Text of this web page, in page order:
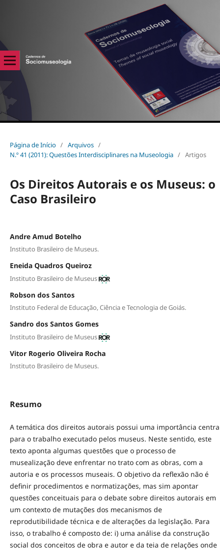
Página de Início / Arquivos /
N.º 41 (2011): Questões Interdisciplinares na Museologia / Artigos
Os Direitos Autorais e os Museus: o
Caso Brasileiro
Andre Amud Botelho
Instituto Brasileiro de Museus.
Eneida Quadros Queiroz
Instituto Brasileiro de Museus
Robson dos Santos
Instituto Federal de Educação, Ciência e Tecnologia de Goiás.
Sandro dos Santos Gomes
Instituto Brasileiro de Museus
Vitor Rogerio Oliveira Rocha
Instituto Brasileiro de Museus.
Resumo
A temática dos direitos autorais possui uma importância
para o trabalho executado pelos museus. Neste sentido, este
texto aponta algumas questões que o processo de
musealização deve enfrentar no trato com as obras, com a
autoria e os processos museais. O objetivo da reflexão não é
definir procedimentos e normatizações, mas sim apontar
questões conceituais para o debate sobre direitos autorais em
um contexto de mutações dos mecanismos de
reprodutibilidade técnica e de alterações da legislação. Para
isso, o trabalho é composto de: i) uma análise da construção
social dos conceitos de obra e autor e da teia de relações onde